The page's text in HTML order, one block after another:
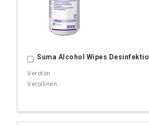
Suma Alcohol Wipes
Ostoskoriin